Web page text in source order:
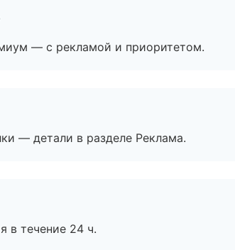
— с рекламой и приоритетом.
— детали в разделе Реклама.
в течение 24 ч.